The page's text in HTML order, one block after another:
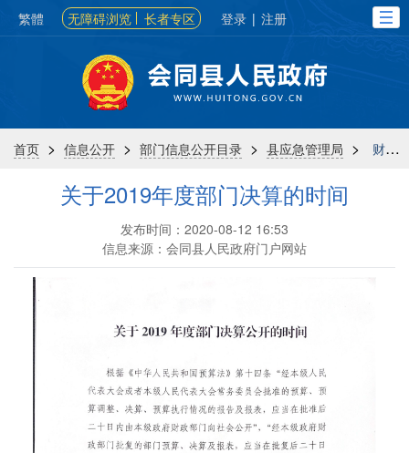
繁體 无障碍浏览 长者专区 登录 | 注册
首页 > 信息公开 > 部门信息公开目录 > 县应急管理局 > 财政信息
关于2019年度部门决算的时间
发布时间：2020-08-12 16:53
信息来源：会同县人民政府门户网站